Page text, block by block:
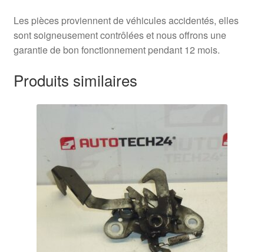
Les pièces proviennent de véhicules accidentés, elles
sont soigneusement contrôlées et nous offrons une
garantie de bon fonctionnement pendant 12 mois.
Produits similaires